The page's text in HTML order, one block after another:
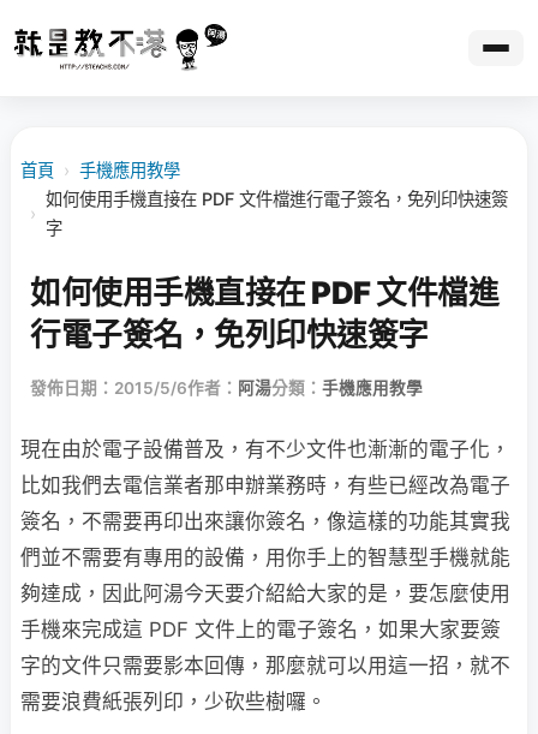
首頁 › 手機應用教學
›
如何使用手機直接在 PDF 文件檔進行電子簽名，免列印快速簽
字
如何使用手機直接在 PDF 文件檔進
行電子簽名，免列印快速簽字
發佈日期：2015/5/6作者： 阿湯分類： 手機應用教學
現在由於電子設備普及，有不少文件也漸漸的電子化，
比如我們去電信業者那申辦業務時，有些已經改為電子
簽名，不需要再印出來讓你簽名，像這樣的功能其實我
們並不需要有專用的設備，用你手上的智慧型手機就能
夠達成，因此阿湯今天要介紹給大家的是，要怎麼使用
手機來完成這 PDF 文件上的電子簽名，如果大家要簽
字的文件只需要影本回傳，那麼就可以用這一招，就不
需要浪費紙張列印，少砍些樹囉。